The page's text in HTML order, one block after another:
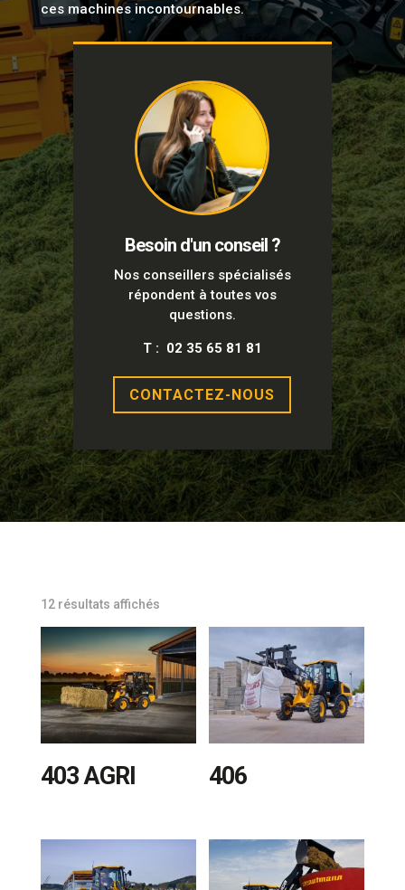
ces machines incontournables.
Besoin d'un conseil ?
Nos conseillers spécialisés
répondent à toutes vos
questions.
T : 02 35 65 81 81
CONTACTEZ-NOUS
12 résultats affichésTrié
plus
récent
au
plus
403 AGRI 406